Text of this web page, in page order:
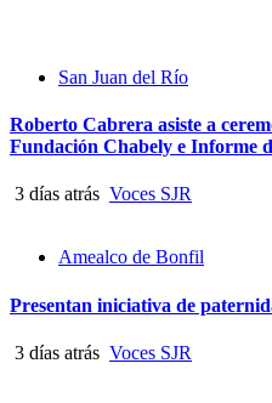
San Juan del Río
Roberto Cabrera asiste a
Fundación Chabely e Informe
3 días atrás Voces SJR
Amealco de Bonfil
Presentan iniciativa de
3 días atrás Voces SJR